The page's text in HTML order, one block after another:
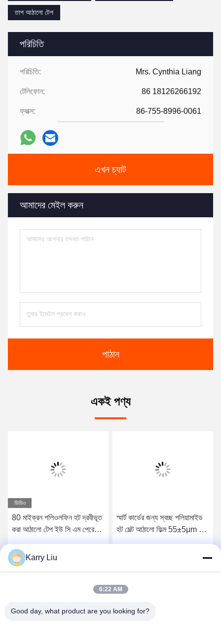
পরিচিতি
পরিচিতি: Mrs. Cynthia Liang
টেলিফোন: 86 18126266192
ফ্যাক্স: 86-755-8996-0061
এখন চ্যাট
আমাদের মেইল ​​করুন
পাঠান
তাপ আঠালো টেপ
একই পণ্য
ভিডিও
80 মাইক্রন পলিওলফিন হট দ্রবীভূত
করা আঠালো টেপ ইউ সি এম পেরেকের
স্মার্ট কার্ডের জন্য স্বচ্ছ পলিয়ামাইড
হট মেল্ট আঠালো ফিল্ম 55±5μm বেধ
Karry Liu
6:22 AM
Good day, what product are you looking for?